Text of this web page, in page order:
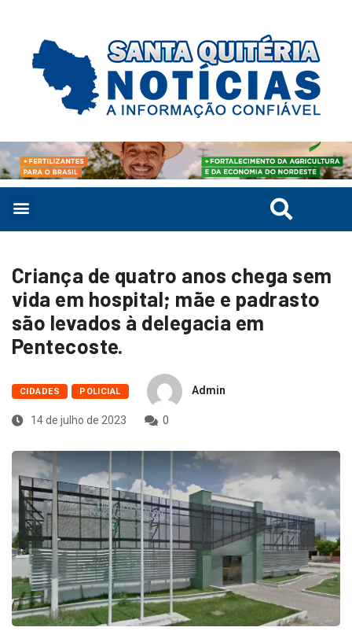
Criança de quatro anos chega sem
vida em hospital; mãe e padrasto
são levados à delegacia em
Pentecoste.
CIDADES POLICIAL Admin
14 de julho de 2023 0